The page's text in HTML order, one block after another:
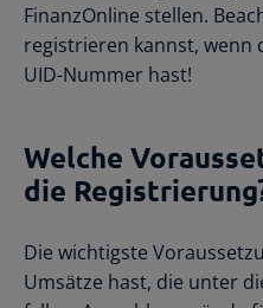
FinanzOnline stellen.
registrieren kannst, wenn
UID-Nummer hast!
Welche
die
Die wichtigste
Umsätze hast, die unter